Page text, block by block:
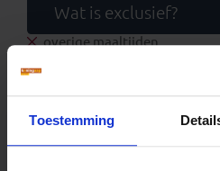
Toestemming
Wat is exclusief?
overige maaltijden
boekings(dossier)kosten
reizen of voor reizigers met